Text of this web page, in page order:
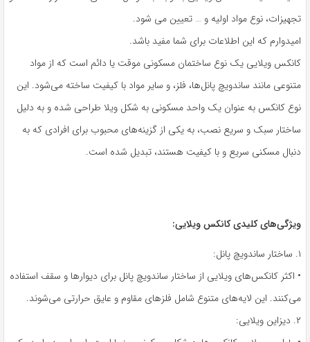
تجهیزات، نوع مواد اولیه و … تعیین می شود.
امیدوارم که این اطلاعات برای شما مفید باشد.
کانکس ویلایی یک نوع ساختمان مسکونی موقت یا دائم است که از مواد
متنوعی مانند ساندویچ پانل‌ها، فلز، و سایر مواد با کیفیت ساخته می‌شود. این
نوع کانکس به عنوان یک واحد مسکونی به شکل ویلا طراحی شده و به دلیل
ساختار سبک و سریع نصب، به یکی از گزینه‌های محبوب برای افرادی که به
دنبال مسکنی سریع و با کیفیت هستند، تبدیل شده است.
ویژگی‌های کلیدی کانکس ویلایی:
۱. ساختار ساندویچ پانل:
• اکثر کانکس‌های ویلایی از ساختار ساندویچ پانل برای دیوارها و سقف استفاده
می‌کنند. این لایه‌های متنوع شامل فلزهای مقاوم و عایق حرارتی می‌شوند.
۲. دیزاین ویلایی: